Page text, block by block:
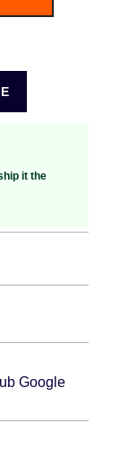
it the
Google